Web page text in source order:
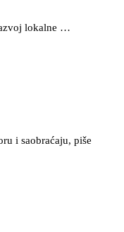
lokalne …
i saobraćaju, piše